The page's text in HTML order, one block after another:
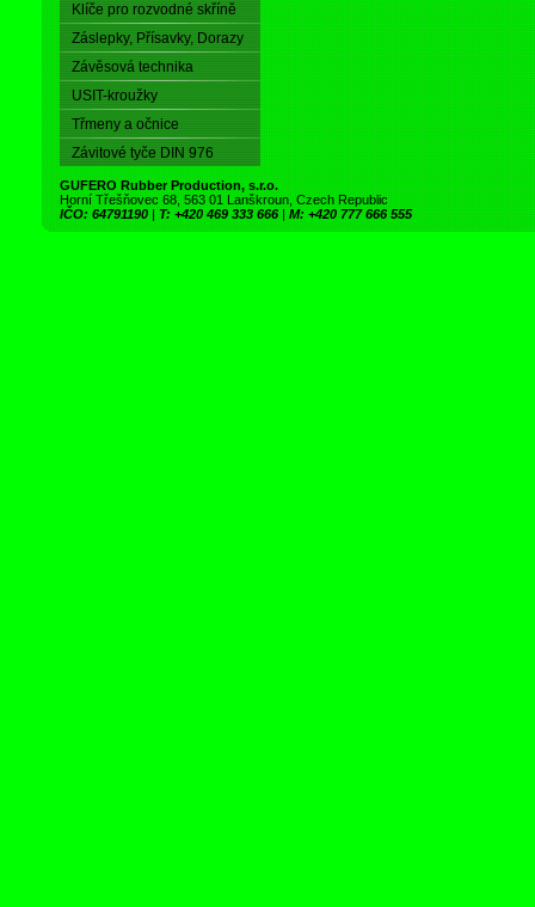
Klíče pro rozvodné skříně
Záslepky, Přísavky, Dorazy
Závěsová technika
USIT-kroužky
Třmeny a očnice
Závitové tyče DIN 976
GUFERO Rubber Production, s.r.o.
Horní Třešňovec 68, 563 01 Lanškroun, Czech Republic
IČO: 64791190 | T: +420 469 333 666 | M: +420 777 666 555